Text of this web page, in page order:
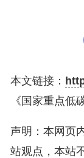
本文链接：
《国家重点低
声明：本网页
站观点，本站